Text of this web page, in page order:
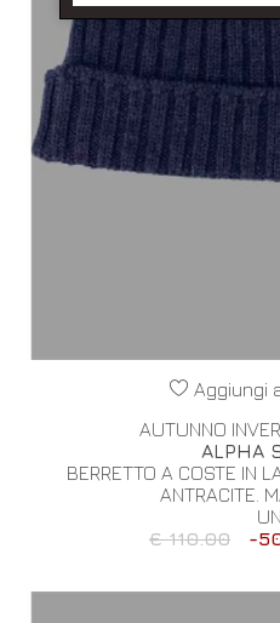
Aggiungi
AUTUNNO
ALPHA
BERRETTO A COSTE IN
ANTRACITE.
€ 110.00
-